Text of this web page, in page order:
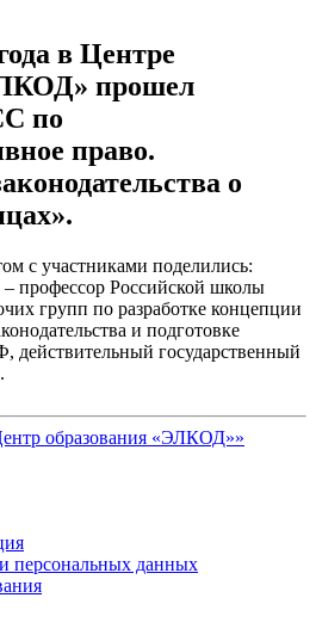
в Центре
прошел
по
право.
о
с участниками поделились:
профессор Российской школы
групп по разработке концепции
и подготовке
действительный государственный
образования «ЭЛКОД»»
персональных данных